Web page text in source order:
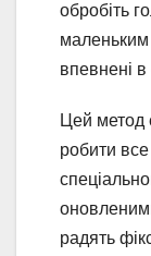
обробіть
маленьким
впевнені в
Цей метод
робити
радять